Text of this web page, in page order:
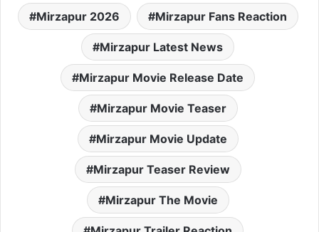
Mirzapur 2026 Mirzapur Fans Reaction
Mirzapur Latest News
Mirzapur Movie Release Date
Mirzapur Movie Teaser
Mirzapur Movie Update
Mirzapur Teaser Review
Mirzapur The Movie